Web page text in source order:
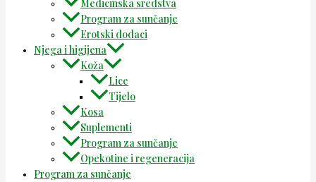
Medicinska sredstva
Program za sunčanje
Erotski dodaci
Njega i higijena
Koža
Lice
Tijelo
Kosa
Suplementi
Program za sunčanje
Opekotine i regeneracija
Program za sunčanje